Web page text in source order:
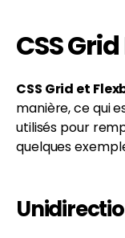
CSS
CSS Grid et
manière, ce qui
utilisés pour
quelques